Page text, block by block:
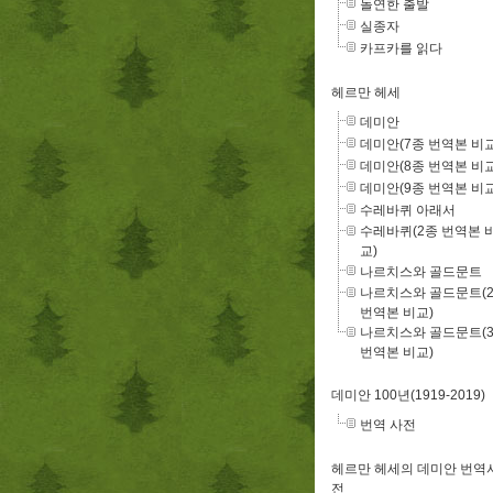
돌연한 출발
실종자
카프카를 읽다
헤르만 헤세
데미안
데미안(7종 번역본 비
데미안(8종 번역본 비
데미안(9종 번역본 비
수레바퀴 아래서
수레바퀴(2종 번역본
교)
나르치스와 골드문트
나르치스와 골드문트
번역본 비교)
나르치스와 골드문트
번역본 비교)
데미안 100년(1919-2019)
번역 사전
헤르만 헤세의 데미안 번역
전